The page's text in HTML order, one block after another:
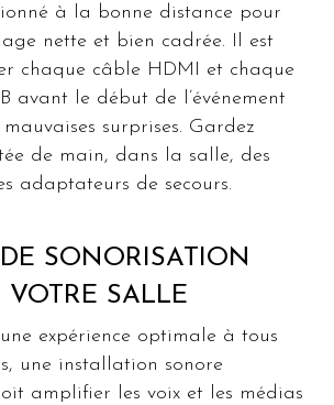
à la bonne distance pour
nette et bien cadrée. Il est
chaque câble HDMI et chaque
avant le début de l’événement
surprises. Gardez
de main, dans la salle, des
adaptateurs de secours.
SONORISATION
VOTRE SALLE
expérience optimale à tous
une installation sonore
amplifier les voix et les médias